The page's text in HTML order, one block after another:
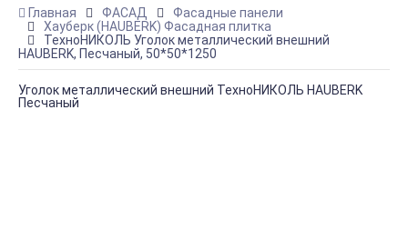
Главная ФАСАД
Фасадные панели
Хауберк (HAUBERK) Фасадная плитка
ТехноНИКОЛЬ Уголок металлический внешний
HAUBERK, Песчаный, 50*50*1250
Уголок металлический внешний ТехноНИКОЛЬ HAUBERK
Песчаный